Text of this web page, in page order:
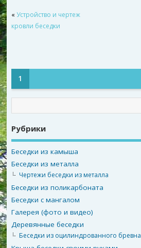
« Устройство и чертеж
кровли беседки
1
Рубрики
Беседки из камыша
Беседки из металла
Чертежи беседки из металла
Беседки из поликарбоната
Беседки с мангалом
Галерея (фото и видео)
Деревянные беседки
Беседки из оцилиндрованного бревна